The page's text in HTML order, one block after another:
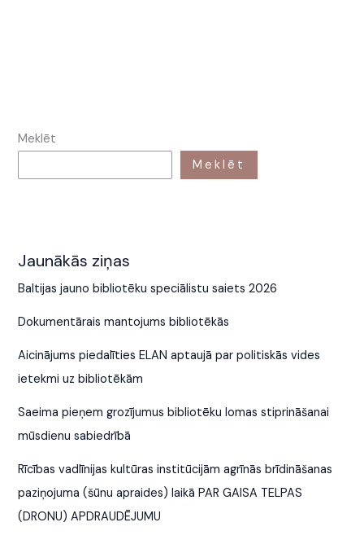
Meklēt
Meklēt
Jaunākās ziņas
Baltijas jauno bibliotēku speciālistu saiets 2026
Dokumentārais mantojums bibliotēkās
Aicinājums piedalīties ELAN aptaujā par politiskās vides
ietekmi uz bibliotēkām
Saeima pieņem grozījumus bibliotēku lomas stiprināšanai
mūsdienu sabiedrībā
Rīcības vadlīnijas kultūras institūcijām agrīnās brīdināšanas
paziņojuma (šūnu apraides) laikā PAR GAISA TELPAS
(DRONU) APDRAUDĒJUMU